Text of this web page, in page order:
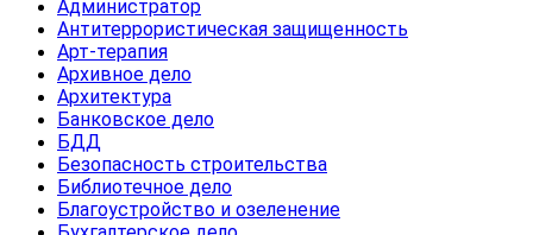
Администратор
Антитеррористическая защищенность
Арт-терапия
Архивное дело
Архитектура
Банковское дело
БДД
Безопасность строительства
Библиотечное дело
Благоустройство и озеленение